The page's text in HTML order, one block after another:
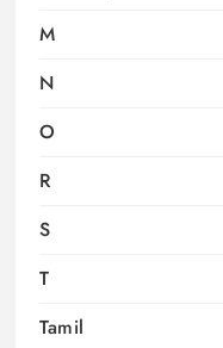
M
N
O
R
S
T
Tamil